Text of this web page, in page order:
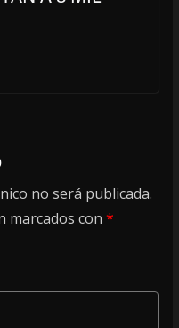
no será publicada.
marcados con *